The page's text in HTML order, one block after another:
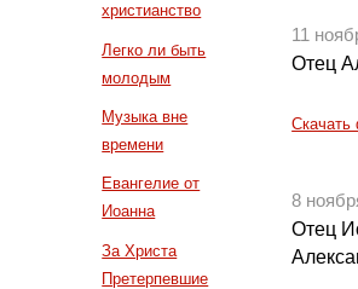
христианство
Легко ли быть
молодым
Музыка вне
времени
Евангелие от
Иоанна
За Христа
Претерпевшие
11
Отец
Скачать
8
Отец